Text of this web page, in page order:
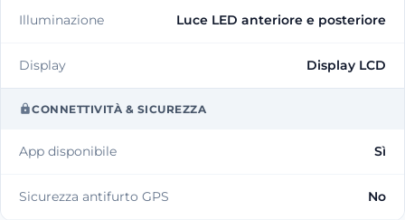
Illuminazione Luce LED anteriore e posteriore
Display Display LCD
CONNETTIVITÀ & SICUREZZA
App disponibile Sì
Sicurezza antifurto GPS No